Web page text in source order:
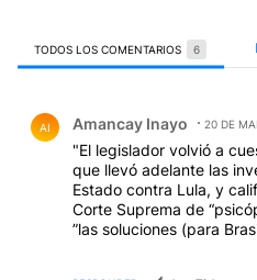
TODOS LOS COMENTARIOS 6
AI Amancay Inayo 20 DE
"El legislador volvió a
que llevó adelante las
Estado contra Lula, y
Corte Suprema de
”las soluciones (para
Unidos que rescatará